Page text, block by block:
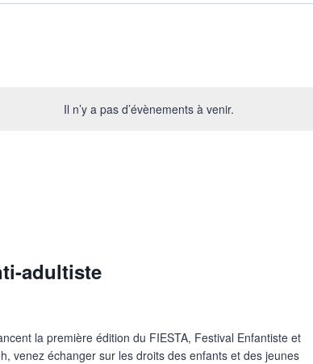
Il n’y a pas d’évènements à venir.
adultiste
la première édition du FIESTA, Festival Enfantiste et
venez échanger sur les droits des enfants et des jeunes